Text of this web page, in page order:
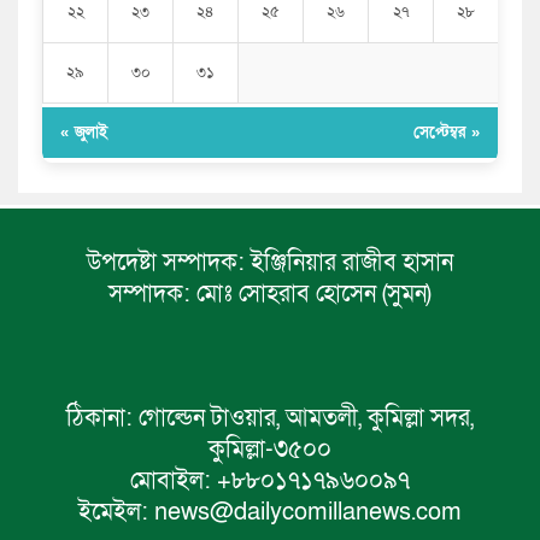
২২ ২৩ ২৪ ২৫ ২৬ ২৭ ২৮
২৯ ৩০ ৩১
« জুলাই সেপ্টেম্বর »
উপদেষ্টা সম্পাদক:ইঞ্জিনিয়ার রাজীব হাসান
সম্পাদক: মোঃ সোহরাব হোসেন (সুমন)
ঠিকানা: গোল্ডেন টাওয়ার, আমতলী, কুমিল্লা সদর,
কুমিল্লা-৩৫০০
মোবাইল: +৮৮০১৭১৭৯৬০০৯৭
ইমেইল: news@dailycomillanews.com